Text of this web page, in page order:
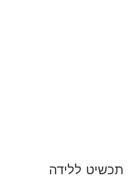
תכשיט ללידה